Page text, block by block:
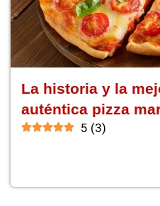
La historia y la
auténtica pizza
5 (3)